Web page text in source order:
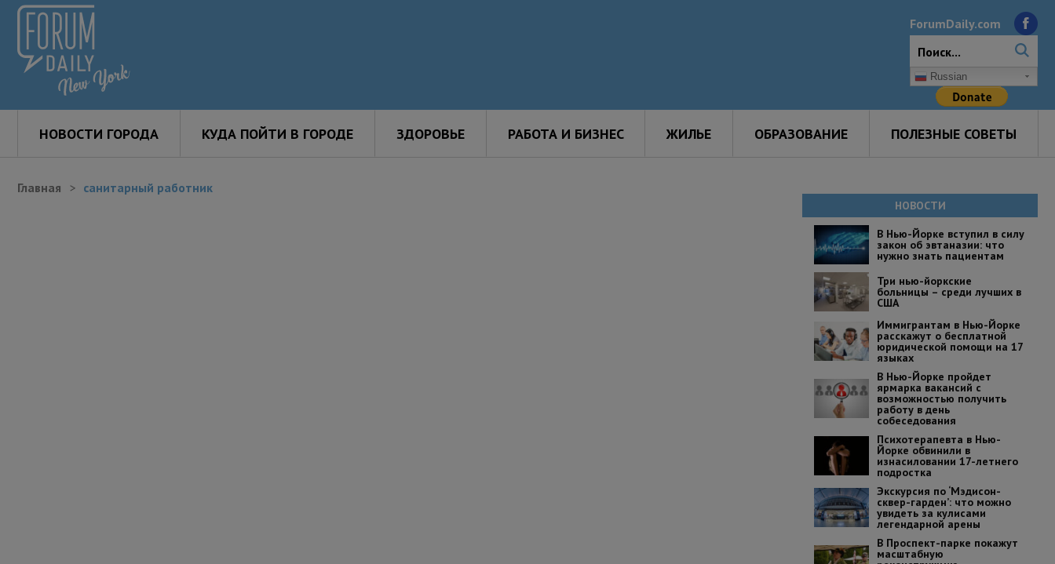
ForumDaily.com
Russian
НОВОСТИ ГОРОДА КУДА ПОЙТИ В ГОРОДЕ ЗДОРОВЬЕ РАБОТА И БИЗНЕС ЖИЛЬЕ ОБРАЗОВАНИЕ ПОЛЕЗНЫЕ СОВЕТЫ
Главная санитарный работник
НОВОСТИ
В Нью-Йорке вступил в силу
закон об эвтаназии: что
нужно знать пациентам
Три нью-йоркские
больницы – среди лучших в
США
Иммигрантам в Нью-Йорке
расскажут о бесплатной
юридической помощи на 17
языках
В Нью-Йорке пройдет
ярмарка вакансий с
возможностью получить
работу в день
собеседования
Психотерапевта в Нью-
Йорке обвинили в
изнасиловании 17-летнего
подростка
Экскурсия по ‘Мэдисон-
сквер-гарден’: что можно
увидеть за кулисами
легендарной арены
В Проспект-парке покажут
масштабную